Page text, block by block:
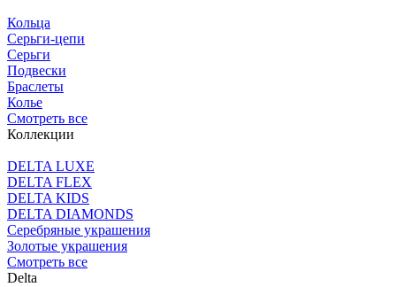
Кольца
Серьги-цепи
Серьги
Подвески
Браслеты
Колье
Смотреть все
Коллекции
DELTA LUXE
DELTA FLEX
DELTA KIDS
DELTA DIAMONDS
Серебряные украшения
Золотые украшения
Смотреть все
Delta